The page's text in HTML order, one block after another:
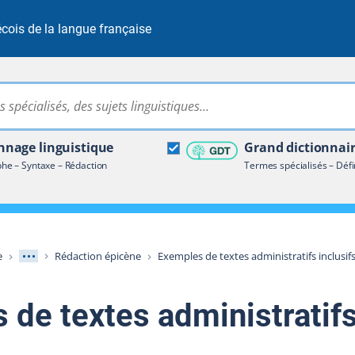
de la langue française
Rechercher dans tout le site
linguistique
– Syntaxe – Rédaction
Grand
Termes spécialisés –
terminologique
Afficher les niveaux intermédiaires
Rédaction épicène Exemples de textes administratifs inclusifs
de textes